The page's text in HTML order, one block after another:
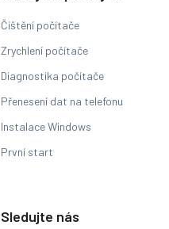
Čištění počítače
Zrychlení počítače
Diagnostika počítače
Přenesení dat na telefonu
Instalace Windows
První start
Sledujte nás